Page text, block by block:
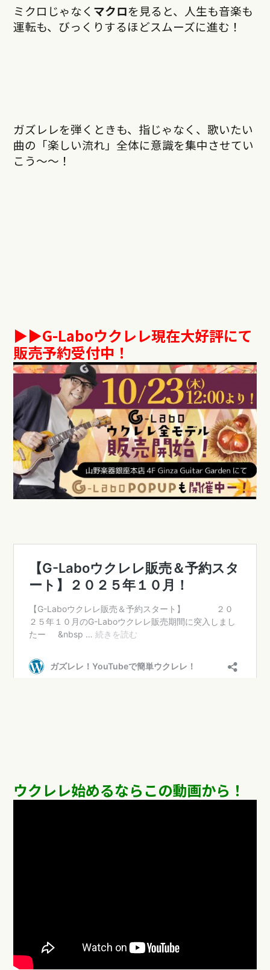
ミクロじゃなく マクロを見ると、人生も音楽も
運転も、びっくりするほどスムーズに進む！
ガズレレを弾くときも、指じゃなく、歌いたい
曲の「楽しい流れ」全体に意識を集中させてい
こう〜〜！
▶︎▶︎G-Laboウクレレ現在大好評にて
販売予約受付中！
ウクレレ始めるならこの動画から！